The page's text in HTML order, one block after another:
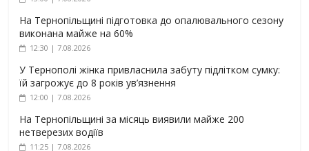
На Тернопільщині підготовка до опалювального сезону
виконана майже на 60%
12:30 | 7.08.2026
У Тернополі жінка привласнила забуту підлітком сумку:
їй загрожує до 8 років ув’язнення
12:00 | 7.08.2026
На Тернопільщині за місяць виявили майже 200
нетверезих водіїв
11:25 | 7.08.2026